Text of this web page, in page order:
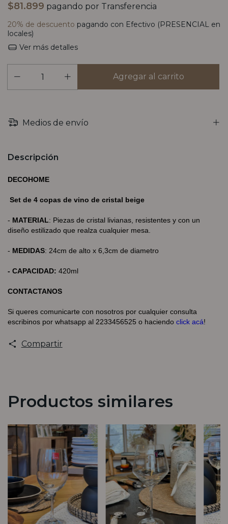
$81.899 pagando por Transferencia
20% de descuento pagando con Efectivo (PRESENCIAL en
locales)
Ver más detalles
Medios de envío
Descripción
DECOHOME
Set de 4 copas de vino de cristal beige
- MATERIAL: Piezas de cristal livianas, resistentes y con un
diseño estilizado que realza cualquier mesa.
- MEDIDAS: 24cm de alto x 6,3cm de diametro
- CAPACIDAD: 420ml
CONTACTANOS
Si queres comunicarte con nosotros por cualquier consulta
escribinos por whatsapp al 2233456525 o haciendo click acá!
Compartir
Productos similares